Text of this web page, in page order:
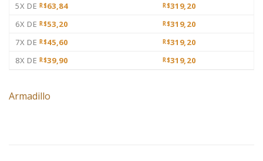
5X DE R$63,84 R$319,20
6X DE R$53,20 R$319,20
7X DE R$45,60 R$319,20
8X DE R$39,90 R$319,20
Armadillo